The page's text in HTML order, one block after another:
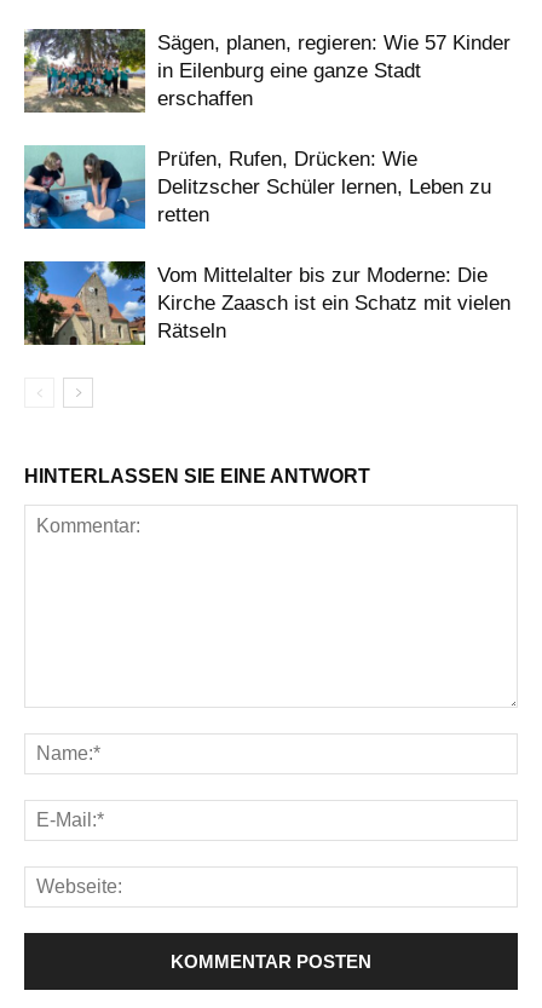
Sägen, planen, regieren: Wie 57 Kinder
in Eilenburg eine ganze Stadt
erschaffen
Prüfen, Rufen, Drücken: Wie
Delitzscher Schüler lernen, Leben zu
retten
Vom Mittelalter bis zur Moderne: Die
Kirche Zaasch ist ein Schatz mit vielen
Rätseln
HINTERLASSEN SIE EINE ANTWORT